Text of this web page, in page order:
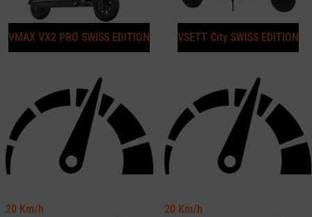
VMAX VX2 PRO SWISS EDITION
20 Km/h
VSETT City SWISS EDITION
20 Km/h